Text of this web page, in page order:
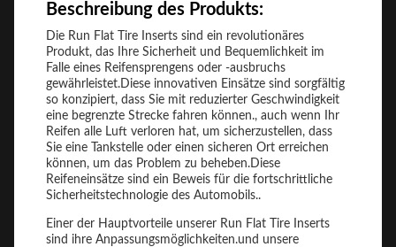
Beschreibung des Produkts:
Die Run Flat Tire Inserts sind ein revolutionäres
Produkt, das Ihre Sicherheit und Bequemlichkeit im
Falle eines Reifensprengens oder -ausbruchs
gewährleistet.Diese innovativen Einsätze sind sorgfältig
so konzipiert, dass Sie mit reduzierter Geschwindigkeit
eine begrenzte Strecke fahren können., auch wenn Ihr
Reifen alle Luft verloren hat, um sicherzustellen, dass
Sie eine Tankstelle oder einen sicheren Ort erreichen
können, um das Problem zu beheben.Diese
Reifeneinsätze sind ein Beweis für die fortschrittliche
Sicherheitstechnologie des Automobils..
Einer der Hauptvorteile unserer Run Flat Tire Inserts
sind ihre Anpassungsmöglichkeiten.und unsere